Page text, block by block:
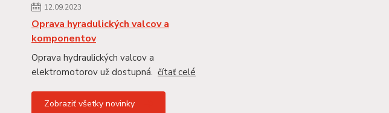
12.09.2023
Oprava hyradulických valcov a
komponentov
Oprava hydraulických valcov a
elektromotorov už dostupná. čítať celé
Zobraziť všetky novinky